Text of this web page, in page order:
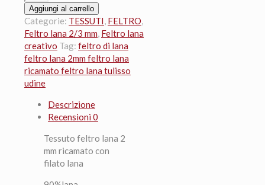
feltro
lana
2
mm
col.
lana
952
filato
quantità
Aggiungi al carrello
Categorie: TESSUTI, FELTRO,
Feltro lana 2/3 mm, Feltro lana
creativo Tag: feltro di lana
feltro lana 2mm feltro lana
ricamato feltro lana tulisso
udine
Descrizione
Recensioni 0
Tessuto feltro lana 2
mm ricamato con
filato lana